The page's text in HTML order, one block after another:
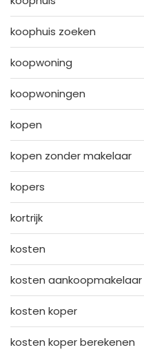
koophuis zoeken
koopwoning
koopwoningen
kopen
kopen zonder makelaar
kopers
kortrijk
kosten
kosten aankoopmakelaar
kosten koper
kosten koper berekenen